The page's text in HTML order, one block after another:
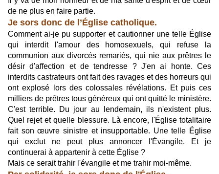
de ne plus en faire partie.
Je sors donc de l’Église catholique.
Comment ai-je pu supporter et cautionner une telle Église
qui interdit l'amour des homosexuels, qui refuse la
communion aux divorcés remariés, qui nie aux prêtres le
désir d'affection et de tendresse ? J'en ai honte. Ces
interdits castrateurs ont fait des ravages et des horreurs qui
ont explosé lors des colossales révélations. Et puis ces
milliers de prêtres tous généreux qui ont quitté le ministère.
C'est terrible. Du jour au lendemain, ils n'existent plus.
Quel rejet et quelle blessure. Là encore, l'Église totalitaire
fait son œuvre sinistre et insupportable. Une telle Église
qui exclut ne peut plus annoncer l'Évangile. Et je
continuerai à appartenir à cette Église ?
Mais ce serait trahir l'évangile et me trahir moi-même.